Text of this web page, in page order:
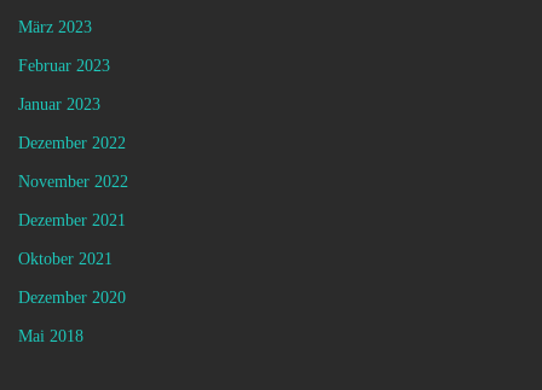
März 2023
Februar 2023
Januar 2023
Dezember 2022
November 2022
Dezember 2021
Oktober 2021
Dezember 2020
Mai 2018